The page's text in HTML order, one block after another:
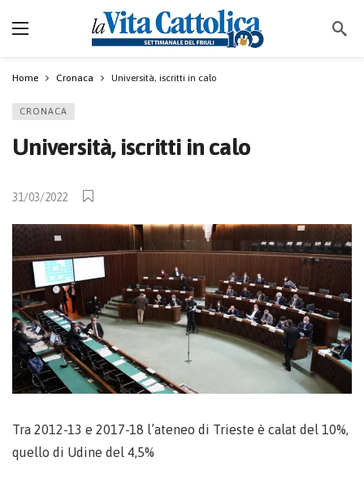
Home Cronaca Università, iscritti in calo
CRONACA
Università, iscritti in calo
31/03/2022
Tra 2012-13 e 2017-18 l’ateneo di Trieste è calat del 10%,
quello di Udine del 4,5%